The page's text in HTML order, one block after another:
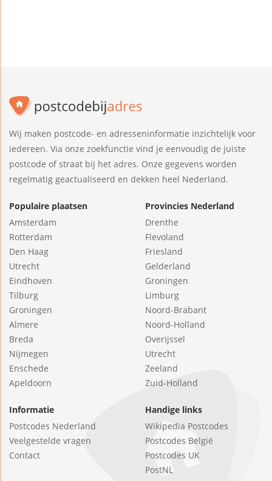
Wij maken postcode- en adresseninformatie inzichtelijk voor
iedereen. Via onze zoekfunctie vind je eenvoudig de juiste
postcode of straat bij het adres. Onze gegevens worden
regelmatig geactualiseerd en dekken heel Nederland.
Populaire plaatsen
Amsterdam
Rotterdam
Den Haag
Utrecht
Eindhoven
Tilburg
Groningen
Almere
Breda
Nijmegen
Enschede
Apeldoorn
Provincies Nederland
Drenthe
Flevoland
Friesland
Gelderland
Groningen
Limburg
Noord-Brabant
Noord-Holland
Overijssel
Utrecht
Zeeland
Zuid-Holland
Informatie
Postcodes Nederland
Veelgestelde vragen
Contact
Handige links
Wikipedia Postcodes
Postcodes België
Postcodes UK
PostNL